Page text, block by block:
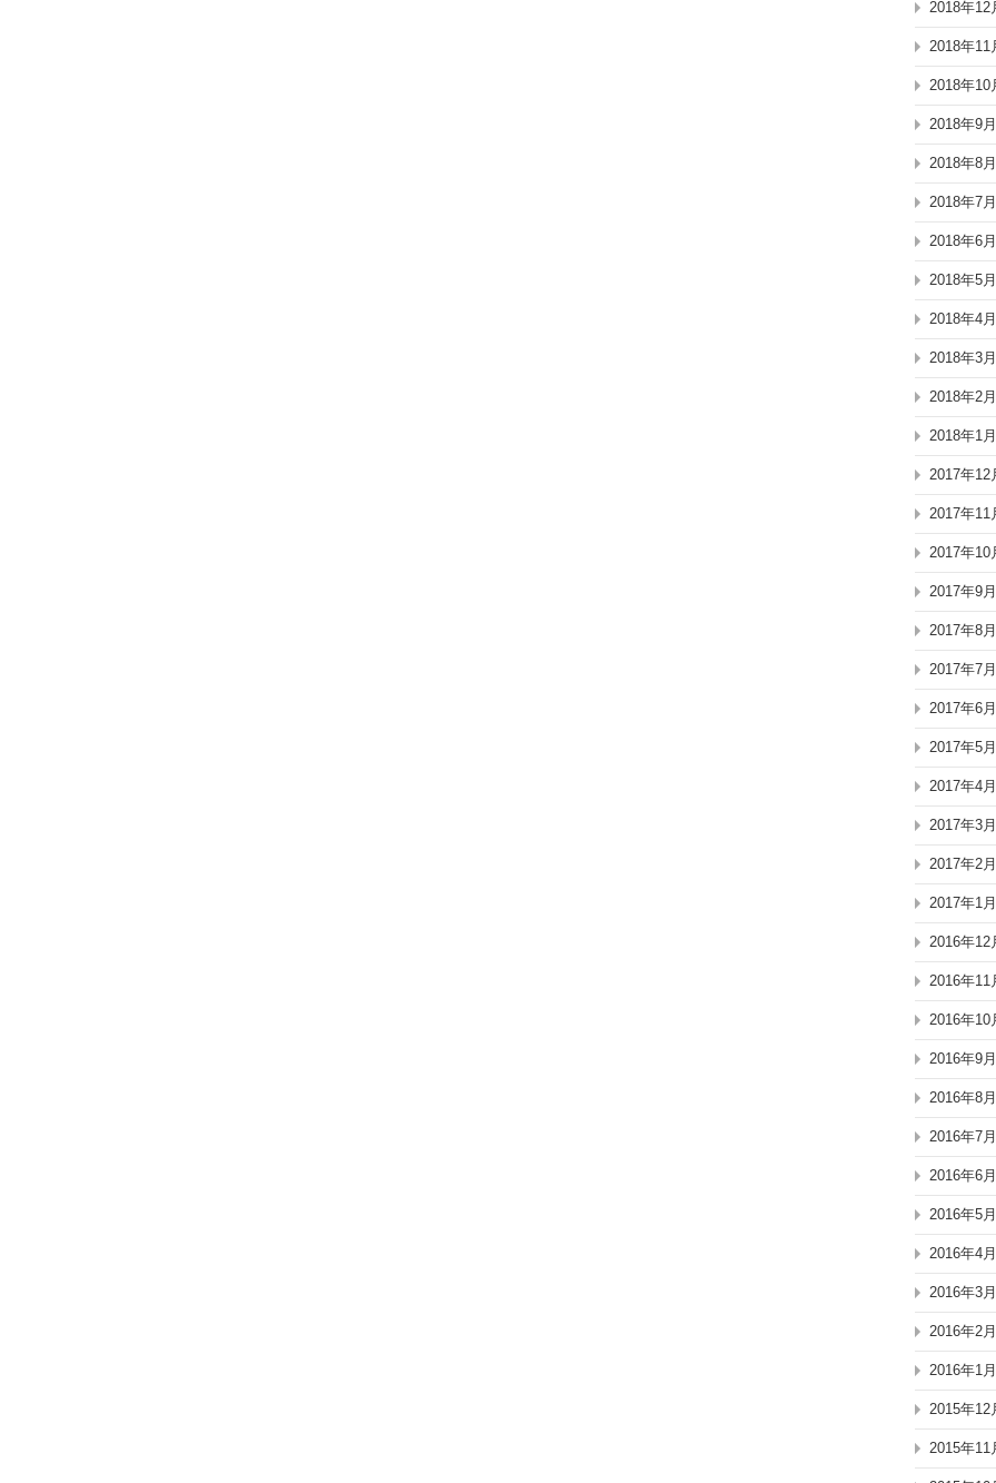
2018年12
2018年11
2018年10
2018年9月
2018年8月
2018年7月
2018年6月
2018年5月
2018年4月
2018年3月
2018年2月
2018年1月
2017年12
2017年11
2017年10
2017年9月
2017年8月
2017年7月
2017年6月
2017年5月
2017年4月
2017年3月
2017年2月
2017年1月
2016年12
2016年11
2016年10
2016年9月
2016年8月
2016年7月
2016年6月
2016年5月
2016年4月
2016年3月
2016年2月
2016年1月
2015年12
2015年11